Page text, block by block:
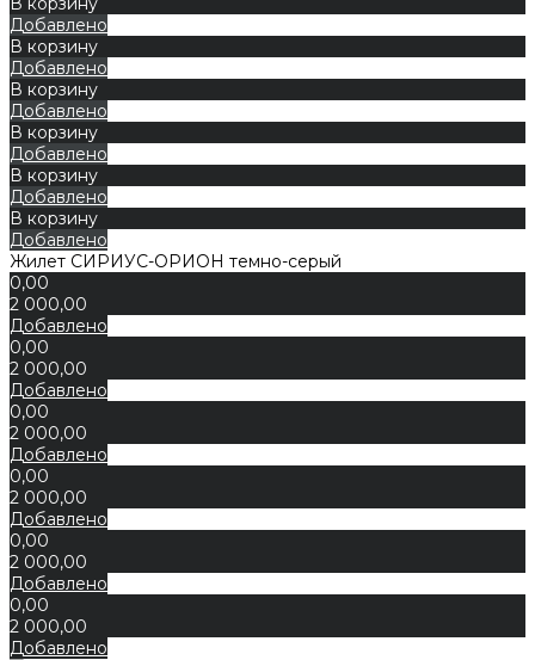
Добавлено
В корзину
Добавлено
В корзину
Добавлено
В корзину
Добавлено
В корзину
Добавлено
В корзину
Добавлено
Жилет СИРИУС-ОРИОН темно-серый
0,00
2 000,00
Добавлено
0,00
2 000,00
Добавлено
0,00
2 000,00
Добавлено
0,00
2 000,00
Добавлено
0,00
2 000,00
Добавлено
0,00
2 000,00
Добавлено